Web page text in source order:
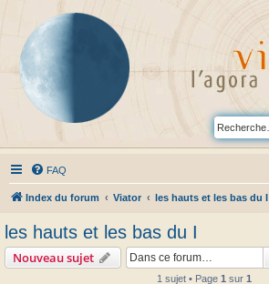
FAQ
Index du forum Viator les hauts et les bas du I
les hauts et les bas du I
Nouveau sujet
1 sujet • Page 1 sur 1